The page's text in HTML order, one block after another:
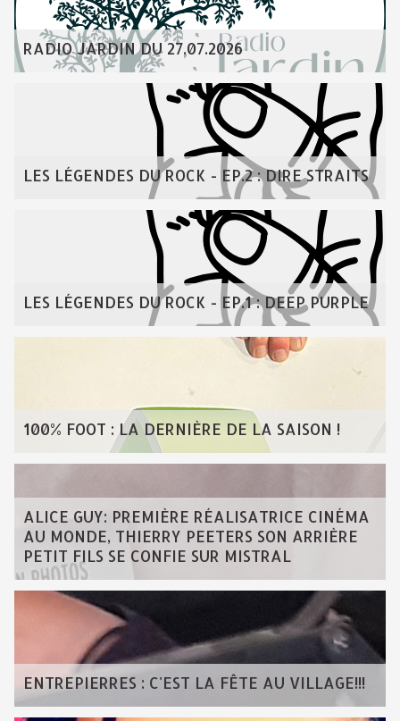
RADIO JARDIN DU 27.07.2026
LES LÉGENDES DU ROCK - EP.2 : DIRE STRAITS
LES LÉGENDES DU ROCK - EP.1 : DEEP PURPLE
100% FOOT : LA DERNIÈRE DE LA SAISON !
ALICE GUY: PREMIÈRE RÉALISATRICE CINÉMA
AU MONDE, THIERRY PEETERS SON ARRIÈRE
PETIT FILS SE CONFIE SUR MISTRAL
ENTREPIERRES : C'EST LA FÊTE AU VILLAGE!!!